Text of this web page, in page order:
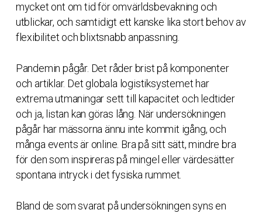
mycket ont om tid för omvärldsbevakning och
utblickar, och samtidigt ett kanske lika stort behov av
flexibilitet och blixtsnabb anpassning.
Pandemin pågår. Det råder brist på komponenter
och artiklar. Det globala logistiksystemet har
extrema utmaningar sett till kapacitet och ledtider
och ja, listan kan göras lång. När undersökningen
pågår har mässorna ännu inte kommit igång, och
många events är online. Bra på sitt sätt, mindre bra
för den som inspireras på mingel eller värdesätter
spontana intryck i det fysiska rummet.
Bland de som svarat på undersökningen syns en